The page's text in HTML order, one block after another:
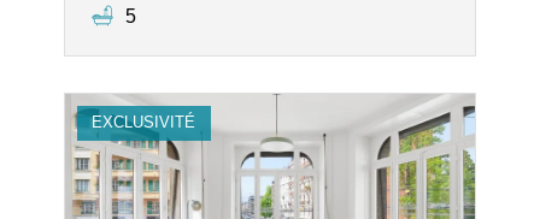
5
EXCLUSIVITÉ